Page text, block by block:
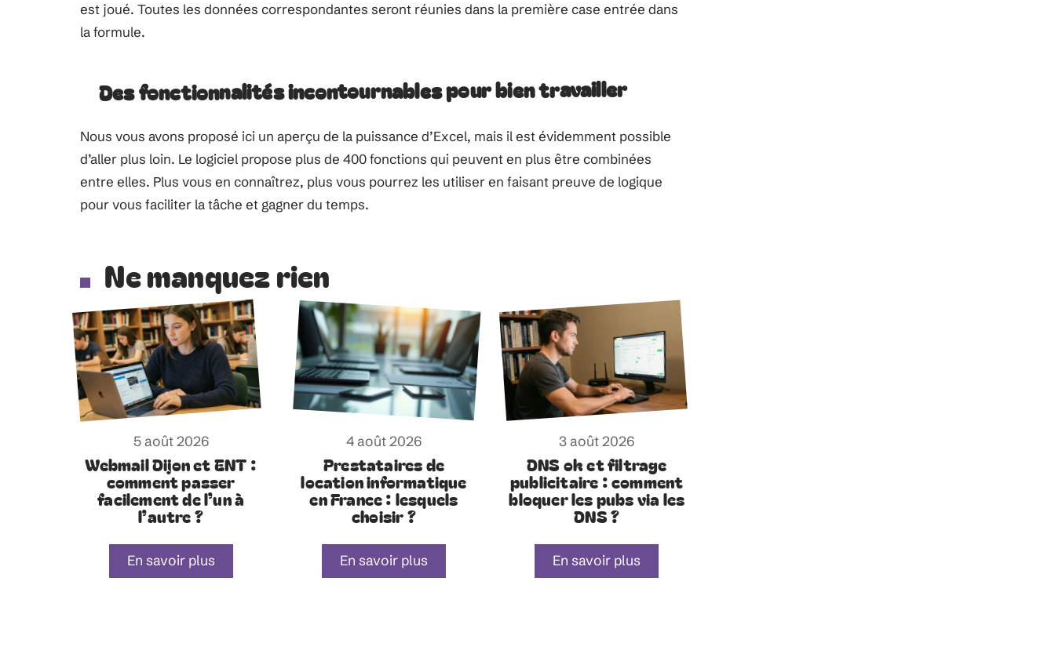
est joué. Toutes les données correspondantes seront réunies dans la première case entrée dans
la formule.
Des fonctionnalités incontournables pour bien travailler
Nous vous avons proposé ici un aperçu de la puissance d’Excel, mais il est évidemment possible
d’aller plus loin. Le logiciel propose plus de 400 fonctions qui peuvent en plus être combinées
entre elles. Plus vous en connaîtrez, plus vous pourrez les utiliser en faisant preuve de logique
pour vous faciliter la tâche et gagner du temps.
Ne manquez rien
5 août 2026
Webmail Dijon et ENT :
comment passer
facilement de l’un à
l’autre ?
En savoir plus
4 août 2026
Prestataires de
location informatique
en France : lesquels
choisir ?
En savoir plus
3 août 2026
DNS ok et filtrage
publicitaire : comment
bloquer les pubs via les
DNS ?
En savoir plus